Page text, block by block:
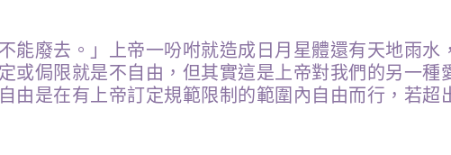
能廢去。」上帝一吩咐就造成日月星體還有天地雨水
或侷限就是不自由，但其實這是上帝對我們的另一種
由是在有上帝訂定規範限制的範圍內自由而行，若超